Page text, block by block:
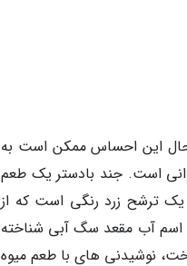
حال این احساس ممکن است به
است. جند بادستر یک طعم
یک ترشح زرد رنگی است که از
اسم آب مقعد سگ آبی شناخته
نوشیدنی های با طعم میوه